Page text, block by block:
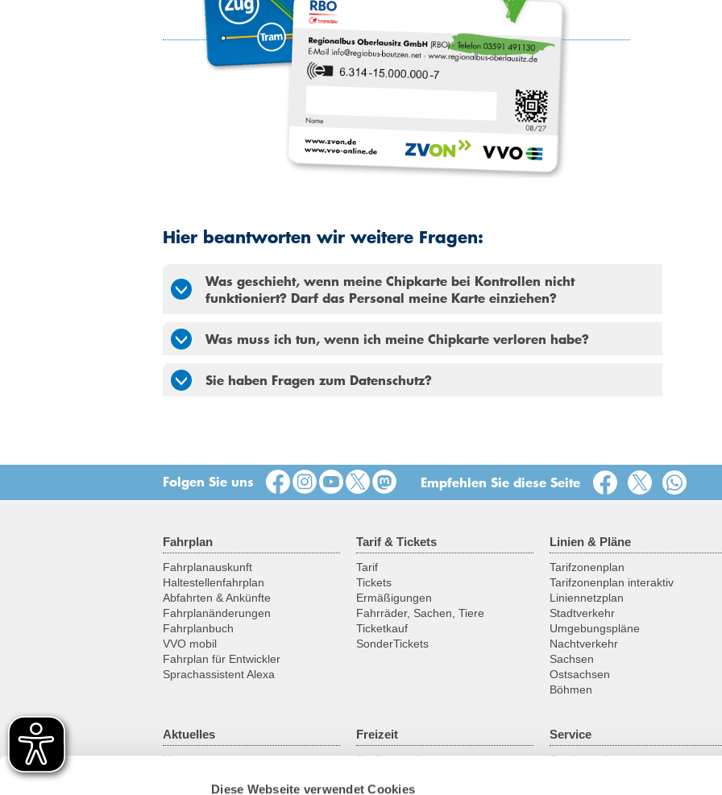
Diese Webseite verwendet Cookies
Hier beantworten wir weitere Fragen:
Was geschieht, wenn meine Chipkarte bei Kontrollen nicht
funktioniert? Darf das Personal meine Karte einziehen?
Was muss ich tun, wenn ich meine Chipkarte verloren habe?
Sie haben Fragen zum Datenschutz?
Folgen Sie uns Empfehlen Sie diese Seite
Fahrplan
Fahrplanauskunft
Haltestellenfahrplan
Abfahrten & Ankünfte
Fahrplanänderungen
Fahrplanbuch
VVO mobil
Fahrplan für Entwickler
Sprachassistent Alexa
Tarif & Tickets
Tarif
Tickets
Ermäßigungen
Fahrräder, Sachen, Tiere
Ticketkauf
SonderTickets
Linien & Pläne
Tarifzonenplan
Tarifzonenplan interaktiv
Liniennetzplan
Stadtverkehr
Umgebungspläne
Nachtverkehr
Sachsen
Ostsachsen
Böhmen
Aktuelles
News
Kundenmagazin
Freizeit
Ausflugsregionen
Historische Fahrzeuge
Service
Servicestellen